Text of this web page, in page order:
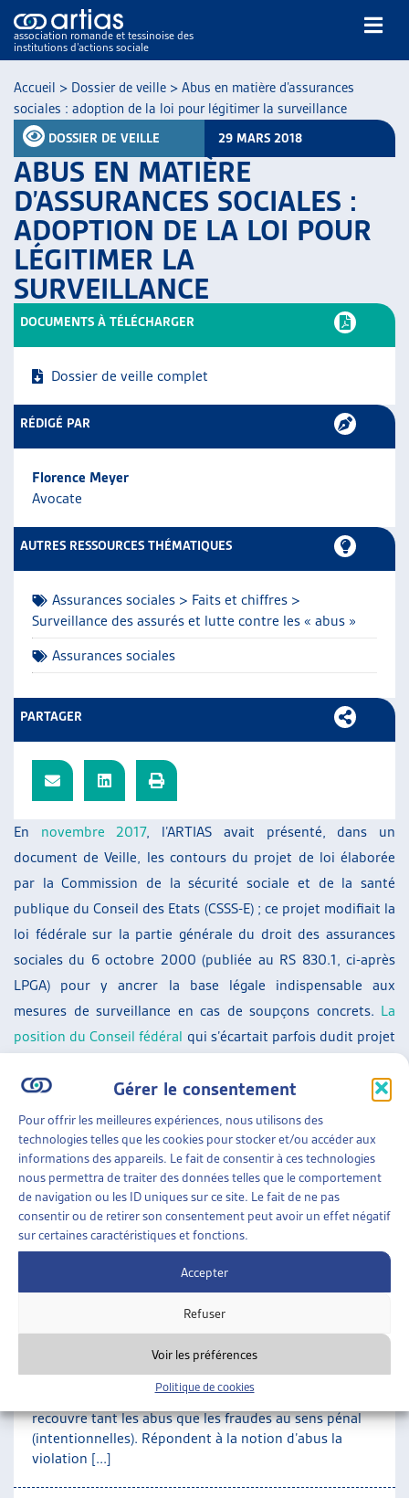
Gérer le consentement
Pour offrir les meilleures expériences, nous utilisons des
technologies telles que les cookies pour stocker et/ou accéder aux
informations des appareils. Le fait de consentir à ces technologies
nous permettra de traiter des données telles que le comportement
de navigation ou les ID uniques sur ce site. Le fait de ne pas
consentir ou de retirer son consentement peut avoir un effet négatif
sur certaines caractéristiques et fonctions.
Accepter
Refuser
Voir les préférences
Politique de cookies
association romande et tessinoise des
institutions d’actions sociale
NOS PUBLICATIONS
ARTICLES
DOSSIERS DU MOIS
VEILLE
RESSOURCES
THÉMATIQUES
GUIDE SOCIAL ROMAND
ARTIAS
L’ASSOCIATION
PROJETS ET ACTIVITÉS
JOURNÉES D’AUTOMNE
Accueil > Dossier de veille > Abus en matière d’assurances
sociales : adoption de la loi pour légitimer la surveillance
DOSSIER DE VEILLE 29 MARS 2018
ABUS EN MATIÈRE
D’ASSURANCES SOCIALES :
ADOPTION DE LA LOI POUR
LÉGITIMER LA
SURVEILLANCE
En novembre 2017, l’ARTIAS avait présenté, dans un
document de Veille, les contours du projet de loi élaborée
par la Commission de la sécurité sociale et de la santé
publique du Conseil des Etats (CSSS-E) ; ce projet modifiait la
loi fédérale sur la partie générale du droit des assurances
sociales du 6 octobre 2000 (publiée au RS 830.1, ci-après
LPGA) pour y ancrer la base légale indispensable aux
mesures de surveillance en cas de soupçons concrets. La
position du Conseil fédéral qui s’écartait parfois dudit projet
chambres ne s’était encore prononcée à ce sujet.
Une fois les divergences aplanies entre les deux chambres,
cette révision de la LPGA a été votée le 16 mars 2018. Le
Conseil fédéral n’a pas été suivi sur plusieurs points. Un
référendum est ouvert à son encontre, comme pour toutes
modifications législatives de cette nature.
SUR LE MÊME THÈME…
DOSSIER DE VEILLE•ANALYSES SPÉCIFIQUES
ABUS EN MATIÈRE D’ASSURANCES SOCIALES :
BASE LÉGALE EN COURS D’ÉLABORATION POUR
LÉGITIMER LA SURVEILLANCE
Résumé La perception indue de prestations sociales
recouvre tant les abus que les fraudes au sens pénal
(intentionnelles). Répondent à la notion d’abus la
violation [...]
DOCUMENTS À TÉLÉCHARGER
Dossier de veille complet
RÉDIGÉ PAR
Florence Meyer
Avocate
AUTRES RESSOURCES THÉMATIQUES
Assurances sociales > Faits et chiffres >
Surveillance des assurés et lutte contre les « abus »
Assurances sociales
PARTAGER